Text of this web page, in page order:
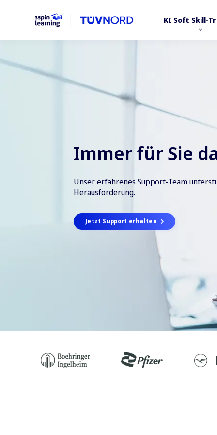
KI Soft Skill-
Immer für Sie
Unser erfahrenes Support-Team
Herausforderung.
Jetzt Support erhalten